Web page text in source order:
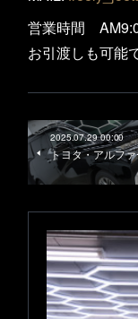
営業時間
お引渡しも可能
2025.07.29 00:00
トヨタ・アルフ